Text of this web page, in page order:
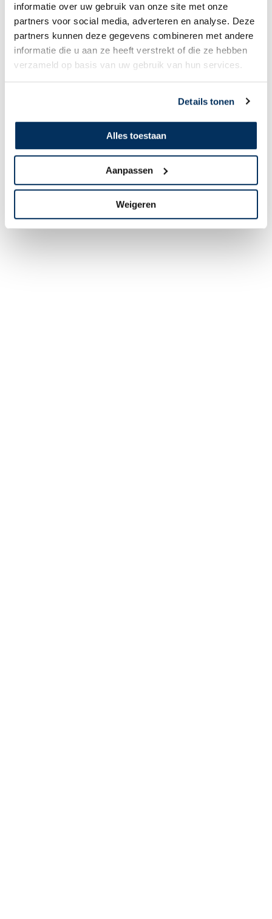
informatie over uw gebruik van onze site met onze
partners voor social media, adverteren en analyse. Deze
partners kunnen deze gegevens combineren met andere
informatie die u aan ze heeft verstrekt of die ze hebben
verzameld op basis van uw gebruik van hun services.
Details tonen
Alles toestaan
Aanpassen
Weigeren